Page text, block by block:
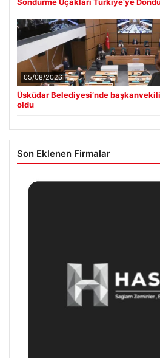
Söndürme Uçakları Türkiye’ye
05/08/2026
Üsküdar Belediyesi’nde
oldu
Son Eklenen Firmalar